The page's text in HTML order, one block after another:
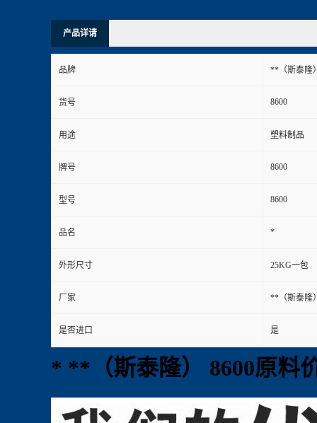
产品详请
品牌 **（斯泰隆
货号 8600
用途 塑料制品
牌号 8600
型号 8600
品名 *
外形尺寸 25KG一包
厂家 **（斯泰隆
是否进口 是
* **（斯泰隆） 8600原料